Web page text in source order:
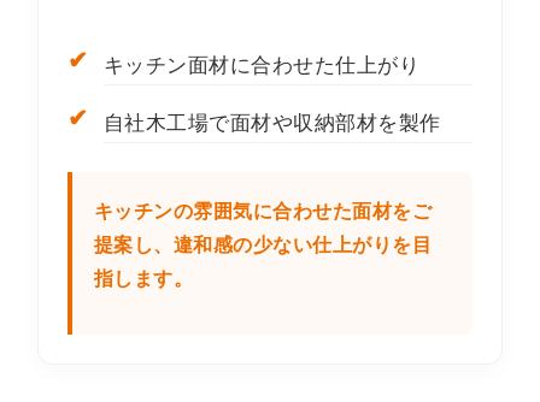
✔ キッチン面材に合わせた仕上がり
✔ 自社木工場で面材や収納部材を製作
キッチンの雰囲気に合わせた面材をご
提案し、違和感の少ない仕上がりを目
指します。